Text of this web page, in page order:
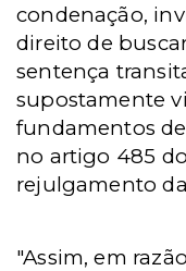
condenação,
direito de
sentença
supostamente
fundamentos
no artigo 485
rejulgamento
"Assim, em